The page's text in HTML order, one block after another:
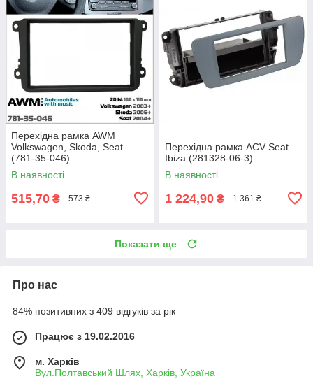
Перехідна рамка AWM
Volkswagen, Skoda, Seat
(781-35-046)
В наявності
515,70 ₴ 573 ₴
Перехідна рамка ACV Seat
Ibiza (281328-06-3)
В наявності
1 224,90 ₴ 1 361 ₴
Показати ще
Про нас
84% позитивних з 409 відгуків за рік
Працює з 19.02.2016
м. Харків
Вул.Полтавський Шлях, Харків, Україна